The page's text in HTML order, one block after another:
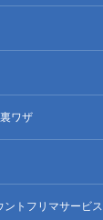
ワザ
トフリマサービス